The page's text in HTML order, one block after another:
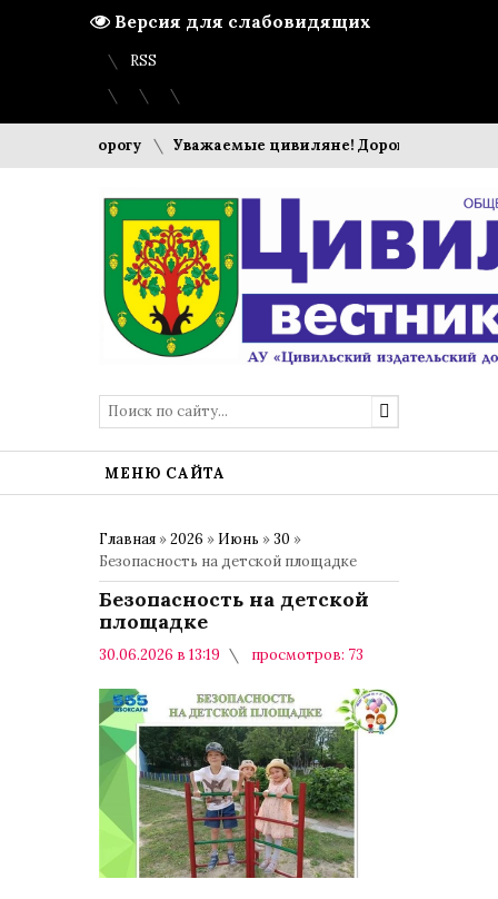
Версия для слабовидящих
Вход Регистрация
Карта сайта
RSS
дорогу Уважаемые цивиляне! Дорогие земляки!
МЕНЮ САЙТА
Главная »2026 » Июнь »30 »
Безопасность на детской площадке
Безопасность на детской
площадке
30.06.2026 в 13:19
просмотров: 73